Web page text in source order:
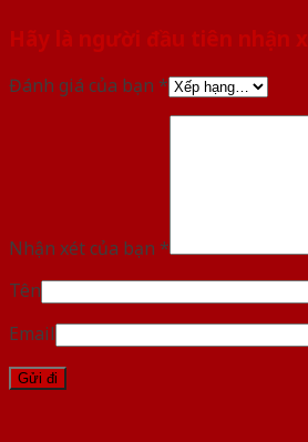
Hãy là người đầu tiên nhận
Đánh giá của bạn *
Nhận xét của bạn *
Tên
Email